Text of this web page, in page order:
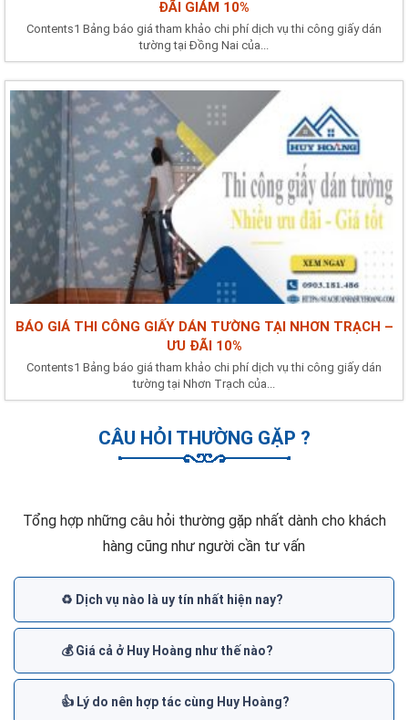
ĐÃI GIẢM 10%
Contents1 Bảng báo giá tham khảo chi phí dịch vụ thi công giấy dán
tường tại Đồng Nai của...
BÁO GIÁ THI CÔNG GIẤY DÁN TƯỜNG TẠI NHƠN TRẠCH –
ƯU ĐÃI 10%
Contents1 Bảng báo giá tham khảo chi phí dịch vụ thi công giấy dán
tường tại Nhơn Trạch của...
CÂU HỎI THƯỜNG GẶP ?
Tổng hợp những câu hỏi thường gặp nhất dành cho khách
hàng cũng như người cần tư vấn
♻️ Dịch vụ nào là uy tín nhất hiện nay?
💰 Giá cả ở Huy Hoàng như thế nào?
👍 Lý do nên hợp tác cùng Huy Hoàng?